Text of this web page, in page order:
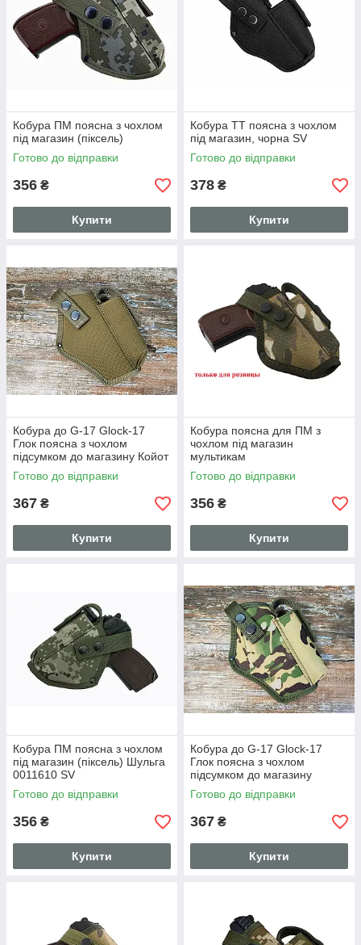
Кобура ПМ поясна з чохлом
під магазин (піксель)
Готово до відправки
356 ₴
Купити
Кобура ТТ поясна з чохлом
під магазин, чорна SV
Готово до відправки
378 ₴
Купити
Кобура до G-17 Glock-17
Глок поясна з чохлом
підсумком до магазину Койот
Песок SV
Готово до відправки
367 ₴
Купити
Кобура поясна для ПМ з
чохлом під магазин
мультикам
Готово до відправки
356 ₴
Купити
Кобура ПМ поясна з чохлом
під магазин (піксель) Шульга
0011610 SV
Готово до відправки
356 ₴
Купити
Кобура до G-17 Glock-17
Глок поясна з чохлом
підсумком до магазину
Мульікам SV
Готово до відправки
367 ₴
Купити